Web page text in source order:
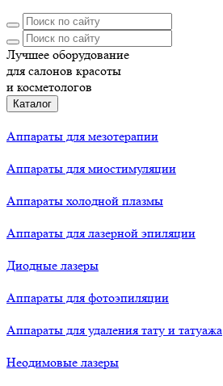
Лучшее оборудование
для салонов красоты
и косметологов
Каталог
Аппараты для мезотерапии
Аппараты для миостимуляции
Аппараты холодной плазмы
Аппараты для лазерной эпиляции
Диодные лазеры
Аппараты для фотоэпиляции
Аппараты для удаления тату и татуажа
Неодимовые лазеры